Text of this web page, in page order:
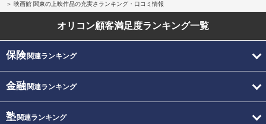
映画館 関東の上映作品の充実さランキング・口コミ情報
オリコン顧客満足度ランキング一覧
保険関連ランキング
金融関連ランキング
塾関連ランキング